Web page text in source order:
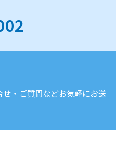
せ・ご質問などお気軽にお送